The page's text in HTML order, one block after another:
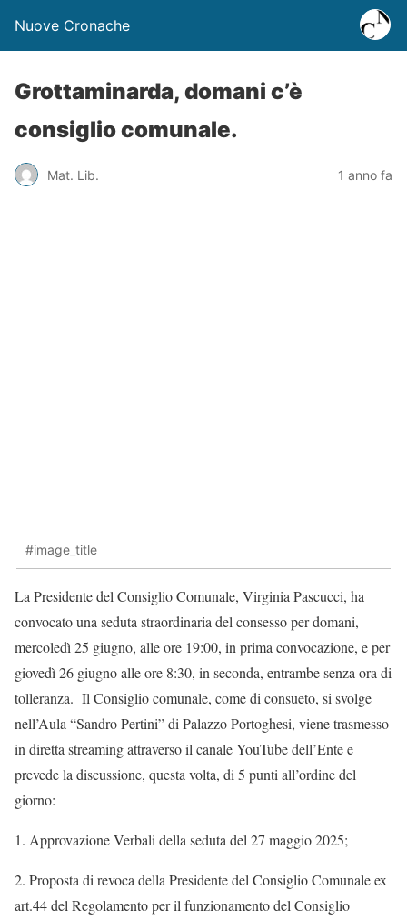
Nuove Cronache
Grottaminarda, domani c’è
consiglio comunale.
Mat. Lib. 1 anno fa
#image_title
La Presidente del Consiglio Comunale, Virginia Pascucci, ha
convocato una seduta straordinaria del consesso per domani,
mercoledì 25 giugno, alle ore 19:00, in prima convocazione, e per
giovedì 26 giugno alle ore 8:30, in seconda, entrambe senza ora di
tolleranza. Il Consiglio comunale, come di consueto, si svolge
nell’Aula “Sandro Pertini” di Palazzo Portoghesi, viene trasmesso
in diretta streaming attraverso il canale YouTube dell’Ente e
prevede la discussione, questa volta, di 5 punti all’ordine del
giorno:
1. Approvazione Verbali della seduta del 27 maggio 2025;
2. Proposta di revoca della Presidente del Consiglio Comunale ex
art.44 del Regolamento per il funzionamento del Consiglio